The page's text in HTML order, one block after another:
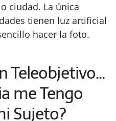
ciudad. La única
tienen luz artificial
hacer la foto.
Teleobjetivo...
me Tengo
Sujeto?